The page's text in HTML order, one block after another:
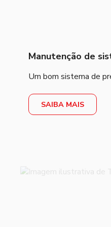
Manutenção de
Um bom sistema de
SAIBA MAIS